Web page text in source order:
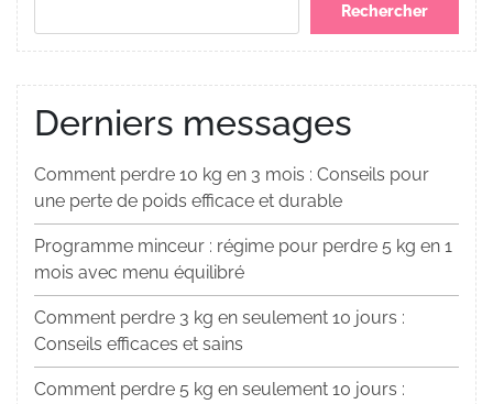
Rechercher
Derniers messages
Comment perdre 10 kg en 3 mois : Conseils pour
une perte de poids efficace et durable
Programme minceur : régime pour perdre 5 kg en 1
mois avec menu équilibré
Comment perdre 3 kg en seulement 10 jours :
Conseils efficaces et sains
Comment perdre 5 kg en seulement 10 jours :